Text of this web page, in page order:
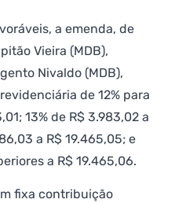
a emenda, de
Vieira (MDB),
Nivaldo (MDB),
de 12% para
13% de R$ 3.983,02 a
a R$ 19.465,05; e
a R$ 19.465,06.
fixa contribuição